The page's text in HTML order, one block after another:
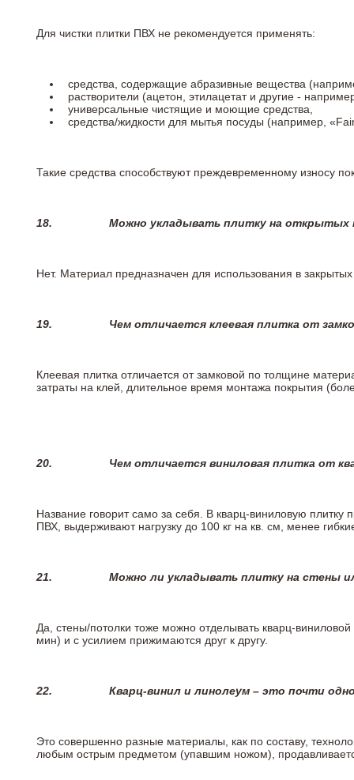
Для чистки плитки ПВХ не рекомендуется применять:
средства, содержащие абразивные вещества
растворители (ацетон, этилацетат и другие -
универсальные чистящие и моющие средства,
средства/жидкости для мытья посуды (например,
Такие средства способствуют преждевременному износу
18. Можно укладывать плитку на открытых
Нет. Материал предназначен для использования в
19. Чем отличается клеевая плитка от
Клеевая плитка отличается от замковой по толщине
затраты на клей, длительное время монтажа покрытия
20. Чем отличается виниловая плитка от
Название говорит само за себя. В кварц-виниловую
ПВХ, выдерживают нагрузку до 100 кг на кв. см, менее
21. Можно ли укладывать плитку на стены
Да, стены/потолки тоже можно отделывать кварц-
мин) и с усилием прижимаются друг к другу.
22. Кварц-винил и линолеум – это почти
Это совершенно разные материалы, как по составу,
любым острым предметом (упавшим ножом),